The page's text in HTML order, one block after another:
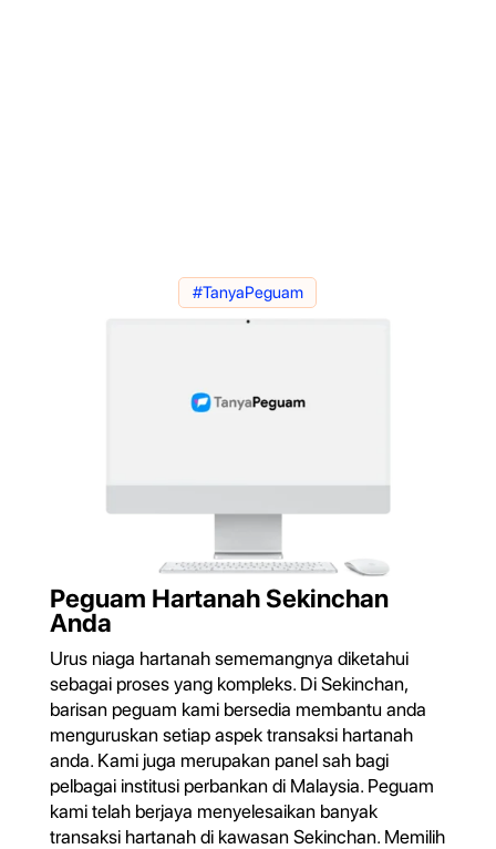
#TanyaPeguam
Peguam Hartanah Sekinchan
Anda
Urus niaga hartanah sememangnya diketahui
sebagai proses yang kompleks. Di Sekinchan,
barisan peguam kami bersedia membantu anda
menguruskan setiap aspek transaksi hartanah
anda. Kami juga merupakan panel sah bagi
pelbagai institusi perbankan di Malaysia. Peguam
kami telah berjaya menyelesaikan banyak
transaksi hartanah di kawasan Sekinchan. Memilih